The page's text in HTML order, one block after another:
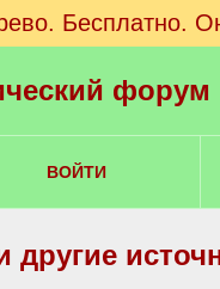
Бесплатно.
ВОЙТИ
другие